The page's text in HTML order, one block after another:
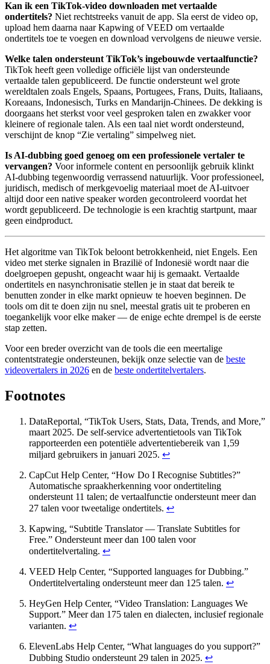
Kan ik een TikTok-video downloaden met vertaalde
ondertitels? Niet rechtstreeks vanuit de app. Sla eerst de video op,
upload hem daarna naar Kapwing of VEED om vertaalde
ondertitels toe te voegen en download vervolgens de nieuwe versie.
Welke talen ondersteunt TikTok’s ingebouwde vertaalfunctie?
TikTok heeft geen volledige officiële lijst van ondersteunde
vertaalde talen gepubliceerd. De functie ondersteunt wel grote
wereldtalen zoals Engels, Spaans, Portugees, Frans, Duits, Italiaans,
Koreaans, Indonesisch, Turks en Mandarijn-Chinees. De dekking is
doorgaans het sterkst voor veel gesproken talen en zwakker voor
kleinere of regionale talen. Als een taal niet wordt ondersteund,
verschijnt de knop “Zie vertaling” simpelweg niet.
Is AI-dubbing goed genoeg om een professionele vertaler te
vervangen? Voor informele content en persoonlijk gebruik klinkt
AI-dubbing tegenwoordig verrassend natuurlijk. Voor professioneel,
juridisch, medisch of merkgevoelig materiaal moet de AI-uitvoer
altijd door een native speaker worden gecontroleerd voordat het
wordt gepubliceerd. De technologie is een krachtig startpunt, maar
geen eindproduct.
Het algoritme van TikTok beloont betrokkenheid, niet Engels. Een
video met sterke signalen in Brazilië of Indonesië wordt naar die
doelgroepen gepusht, ongeacht waar hij is gemaakt. Vertaalde
ondertitels en nasynchronisatie stellen je in staat dat bereik te
benutten zonder in elke markt opnieuw te hoeven beginnen. De
tools om dit te doen zijn nu snel, meestal gratis uit te proberen en
toegankelijk voor elke maker — de enige echte drempel is de eerste
stap zetten.
Voor een breder overzicht van de tools die een meertalige
contentstrategie ondersteunen, bekijk onze selectie van de beste
videovertalers in 2026 en de beste ondertitelvertalers.
Footnotes
DataReportal, “TikTok Users, Stats, Data, Trends, and More,”
maart 2025. De self-service advertentietools van TikTok
rapporteerden een potentiële advertentiebereik van 1,59
miljard gebruikers in januari 2025. ↩
CapCut Help Center, “How Do I Recognise Subtitles?”
Automatische spraakherkenning voor ondertiteling
ondersteunt 11 talen; de vertaalfunctie ondersteunt meer dan
27 talen voor tweetalige ondertitels. ↩
Kapwing, “Subtitle Translator — Translate Subtitles for
Free.” Ondersteunt meer dan 100 talen voor
ondertitelvertaling. ↩
VEED Help Center, “Supported languages for Dubbing.”
Ondertitelvertaling ondersteunt meer dan 125 talen. ↩
HeyGen Help Center, “Video Translation: Languages We
Support.” Meer dan 175 talen en dialecten, inclusief regionale
varianten. ↩
ElevenLabs Help Center, “What languages do you support?”
Dubbing Studio ondersteunt 29 talen in 2025. ↩